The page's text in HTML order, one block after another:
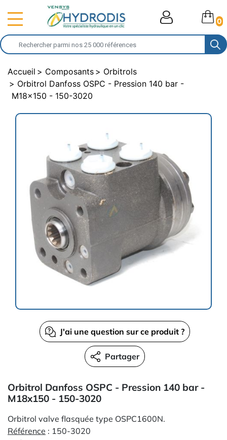
0
Accueil Composants
Orbitrols
Orbitrol Danfoss OSPC - Pression 140 bar -
M18x150 - 150-3020
J'ai une question sur ce produit ?
Partager
Orbitrol Danfoss OSPC - Pression 140 bar -
M18x150 - 150-3020
Orbitrol valve flasquée type OSPC1600N.
Référence : 150-3020